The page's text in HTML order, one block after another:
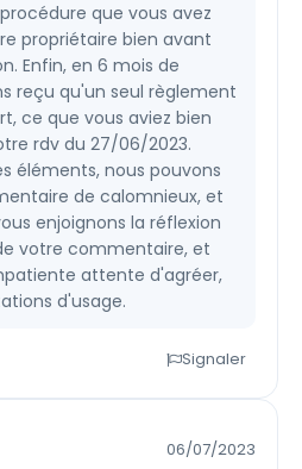
que vous avez
propriétaire bien avant
Enfin, en 6 mois de
reçu qu'un seul règlement
ce que vous aviez bien
rdv du 27/06/2023.
éléments, nous pouvons
de calomnieux, et
enjoignons la réflexion
votre commentaire, et
attente d'agréer,
d'usage.
Signaler
06/07/2023